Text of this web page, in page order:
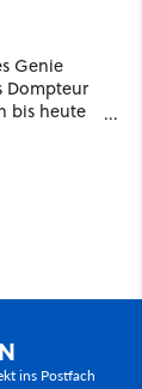
Genie
Dompteur
bis heute
ins Postfach